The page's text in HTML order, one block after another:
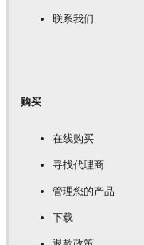
联系我们
购买
在线购买
寻找代理商
管理您的产品
下载